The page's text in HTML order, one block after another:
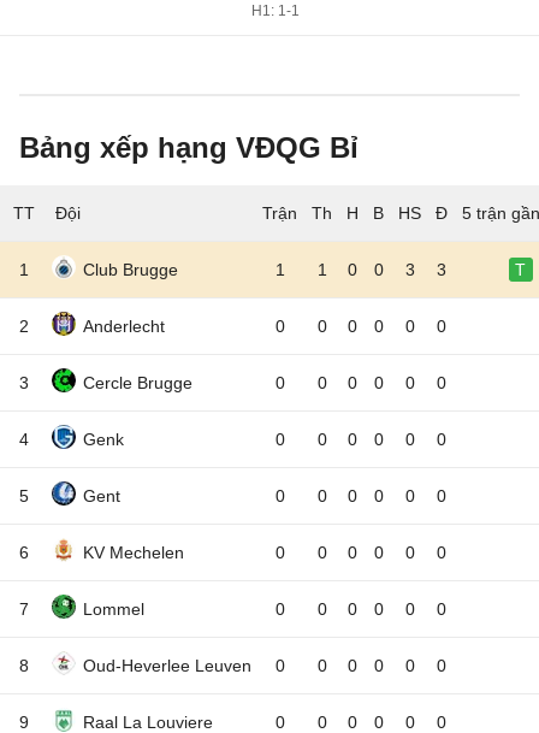
H1: 1-1
Bảng xếp hạng VĐQG Bỉ
TT Đội 5 trận
1 Club Brugge 1 1 0 0 3 3 T
2 Anderlecht 0 0 0 0 0 0
3 Cercle Brugge 0 0 0 0 0 0
4 Genk 0 0 0 0 0 0
5 Gent 0 0 0 0 0 0
6 KV Mechelen 0 0 0 0 0 0
7 Lommel 0 0 0 0 0 0
8 Oud-Heverlee Leuven 0 0 0 0 0 0
9 Raal La Louviere 0 0 0 0 0 0